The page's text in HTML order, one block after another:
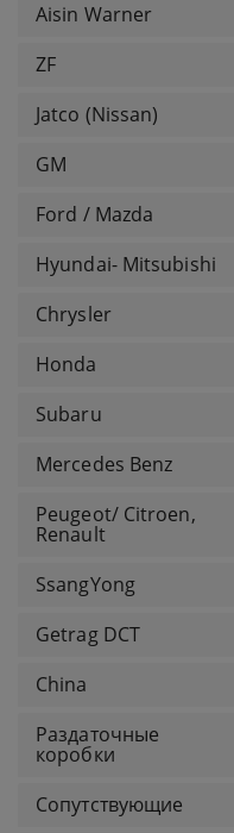
Aisin Warner
ZF
Jatco (Nissan)
GM
Ford / Mazda
Hyundai- Mitsubishi
Chrysler
Honda
Subaru
Mercedes Benz
Peugeot/ Citroen,
Renault
SsangYong
Getrag DCT
China
Раздаточные
коробки
Сопутствующие